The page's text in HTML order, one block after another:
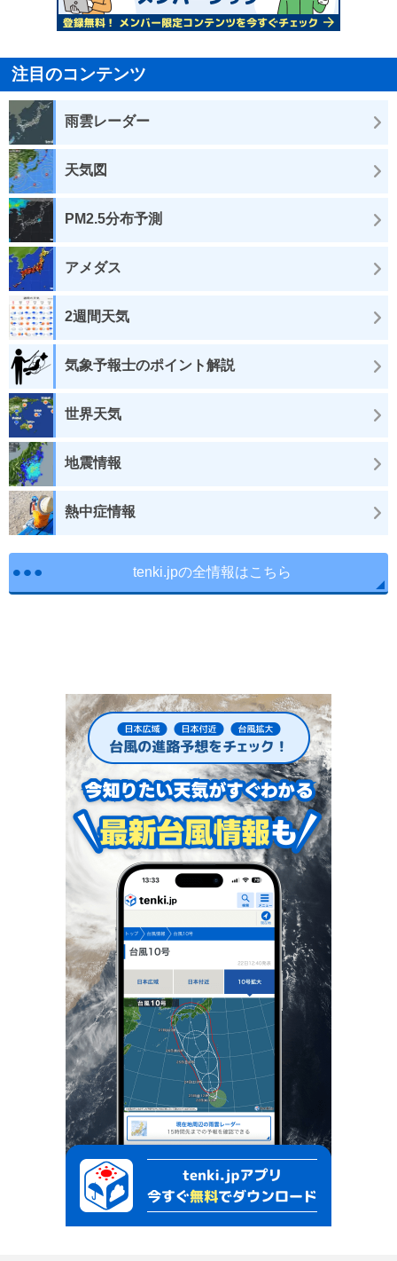
注目のコンテンツ
雨雲レーダー
天気図
PM2.5分布予測
アメダス
2週間天気
気象予報士のポイント解説
世界天気
地震情報
熱中症情報
tenki.jpの全情報はこちら